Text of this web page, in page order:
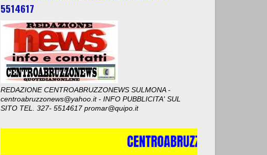
5514617
REDAZIONE CENTROABRUZZONEWS SULMONA -
centroabruzzonews@yahoo.it - INFO PUBBLICITA' SUL
SITO TEL. 327- 5514617 promar@quipo.it